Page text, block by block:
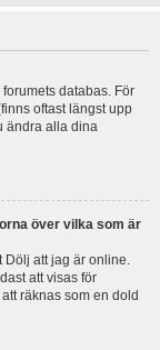
databas. För
oftast längst upp
ändra alla dina
över vilka som är
Dölj att jag är online.
att visas för
räknas som en dold